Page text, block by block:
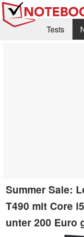
Tests
Summer Sale:
T490 mit Core
unter 200 Euro